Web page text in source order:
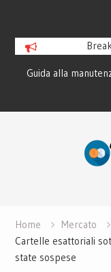
Guida alla
dei
Home
Mercato
Cartelle esattoriali
state sospese